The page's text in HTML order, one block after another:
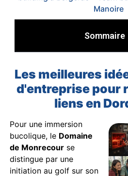
Manoire
Sommaire
Les meilleures
d'entreprise pour
liens en
Pour une immersion
bucolique, le Domaine
de Monrecour se
distingue par une
initiation au golf sur son